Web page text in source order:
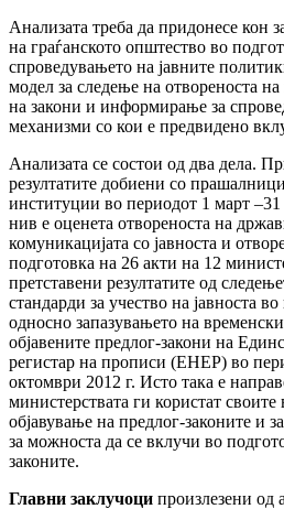
Анализата треба да придонесе кон
на граѓанското општество во
спроведувањето на јавните
модел за следење на отвореноста
на закони и информирање за
механизми со кои е предвидено
Анализата се состои од два дела.
резултатите добиени со
институции во периодот 1 март
нив е оценета отвореноста на
комуникацијата со јавноста и
подготовка на 26 акти на 12
претставени резултатите од
стандарди за учество на јавноста
односно запазувањето на
објавените предлог-закони на
регистар на прописи (ЕНЕР) во
октомври 2012 г. Исто така е
министерствата ги користат своите
објавување на предлог-законите и
за можноста да се вклучи во
законите.
Главни заклучоци произлезени од